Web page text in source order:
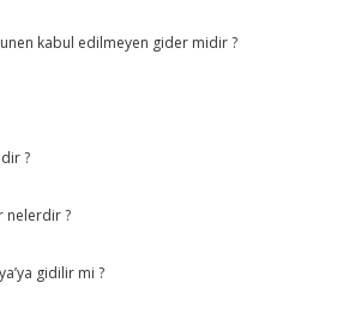
kabul edilmeyen gider midir ?
?
nelerdir ?
gidilir mi ?